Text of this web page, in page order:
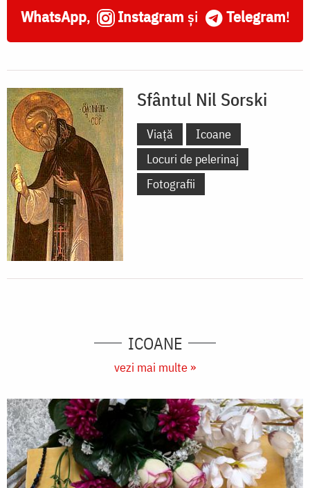
WhatsApp, Instagram și Telegram!
Sfântul Nil Sorski
Viață
Icoane
Locuri de pelerinaj
Fotografii
ICOANE
vezi mai multe »